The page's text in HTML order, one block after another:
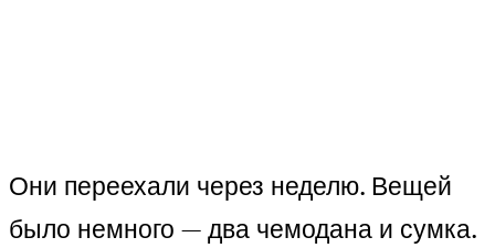
Они переехали через неделю. Вещей
было немного — два чемодана и сумка.